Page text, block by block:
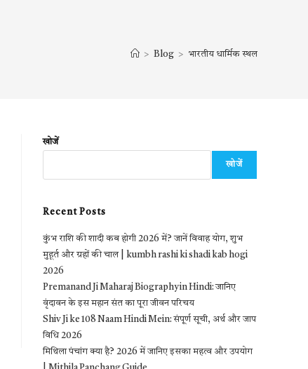
> Blog > भारतीय धार्मिक स्थल
खोजें
खोजें
Recent Posts
कुंभ राशि की शादी कब होगी 2026 में? जानें विवाह योग, शुभ
मुहूर्त और ग्रहों की चाल | kumbh rashi ki shadi kab hogi
2026
Premanand Ji Maharaj Biography in Hindi: जानिए
वृंदावन के इस महान संत का पूरा जीवन परिचय
Shiv Ji ke 108 Naam Hindi Mein: संपूर्ण सूची, अर्थ और जाप
विधि 2026
मिथिला पंचांग क्या है? 2026 में जानिए इसका महत्व और उपयोग